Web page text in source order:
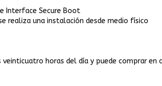
Interface Secure Boot
realiza una instalación desde medio físico
horas del día y puede comprar en